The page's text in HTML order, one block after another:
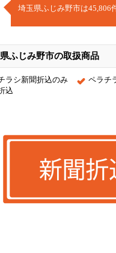
埼玉県ふじみ野市は45,806
ふじみ野市の取扱商品
ラシ新聞折込のみ ペラチ
込